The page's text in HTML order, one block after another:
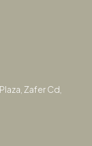
Zafer Cd,